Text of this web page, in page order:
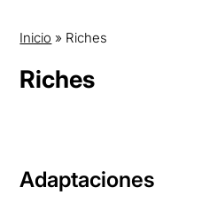
Inicio » Riches
Riches
Adaptaciones